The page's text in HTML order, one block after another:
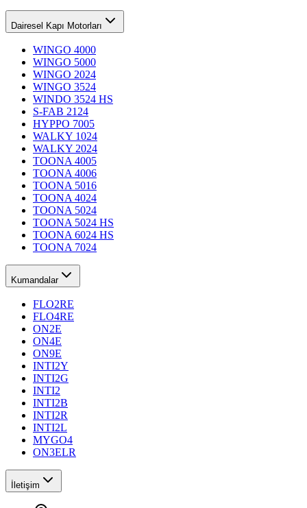
Dairesel Kapı Motorları
WINGO 4000
WINGO 5000
WINGO 2024
WINGO 3524
WINDO 3524 HS
S-FAB 2124
HYPPO 7005
WALKY 1024
WALKY 2024
TOONA 4005
TOONA 4006
TOONA 5016
TOONA 4024
TOONA 5024
TOONA 5024 HS
TOONA 6024 HS
TOONA 7024
Kumandalar
FLO2RE
FLO4RE
ON2E
ON4E
ON9E
INTI2Y
INTI2G
INTI2
INTI2B
INTI2R
INTI2L
MYGO4
ON3ELR
İletişim